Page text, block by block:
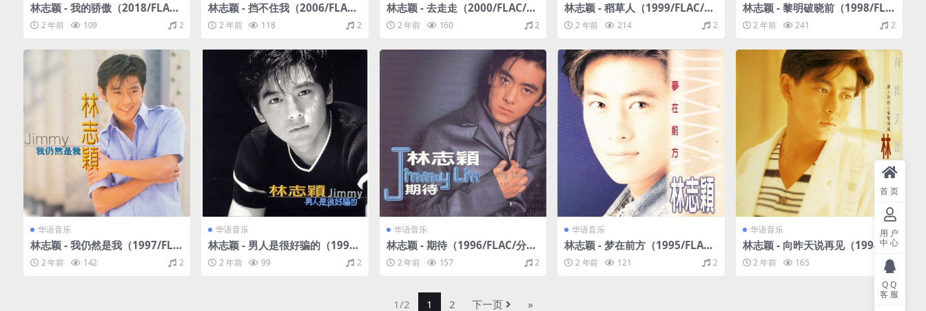
林志颖 - 我的骄傲（2018/FLAC/
分轨/389M）
2 年前 109 2
林志颖 - 挡不住我（2006/FLAC/
分轨/261M）
2 年前 118 2
林志颖 - 去走走（2000/FLAC/分
轨/271M）
2 年前 160 2
林志颖 - 稻草人（1999/FLAC/分
轨/283M）
2 年前 214 2
林志颖 - 黎明破晓前（1998/FLA
C/分轨/293M）
2 年前 241 2
华语音乐
林志颖 - 我仍然是我（1997/FLA
C/分轨/289M）
2 年前 142 2
华语音乐
林志颖 - 男人是很好骗的（1997/
FLAC/分轨/266M）
2 年前 99 2
华语音乐
林志颖 - 期待（1996/FLAC/分
轨/278M）
2 年前 157 2
华语音乐
林志颖 - 梦在前方（1995/FLAC/
分轨/241M）
2 年前 121 2
华语音乐
林志颖 - 向昨天说再见（1994/FL
AC/分轨/235M）
2 年前 165 2
1/2 1 2 下一页 »
首页
用户
中心
QQ
客服